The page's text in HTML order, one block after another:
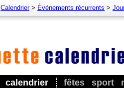
calendrier fêtes sport
Calendrier> Événements récurrents >